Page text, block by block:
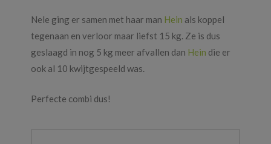
Nele ging er samen met haar man Hein als koppel
tegenaan en verloor maar liefst 15 kg. Ze is dus
geslaagd in nog 5 kg meer afvallen dan Hein die er
ook al 10 kwijtgespeeld was.
Perfecte combi dus!